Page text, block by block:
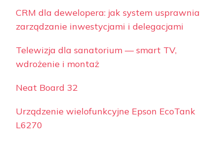
CRM dla dewelopera: jak system usprawnia
zarządzanie inwestycjami i delegacjami
Telewizja dla sanatorium — smart TV,
wdrożenie i montaż
Neat Board 32
Urządzenie wielofunkcyjne Epson EcoTank
L6270